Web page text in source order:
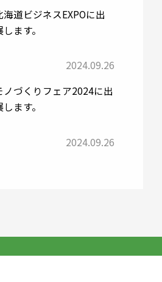
海道ビジネスEXPOに出
します。
2024.09.26
ノづくりフェア2024に出
します。
2024.09.26